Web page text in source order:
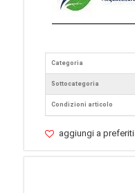
Categoria
Sottocategoria
Condizioni articolo
aggiungi a preferiti